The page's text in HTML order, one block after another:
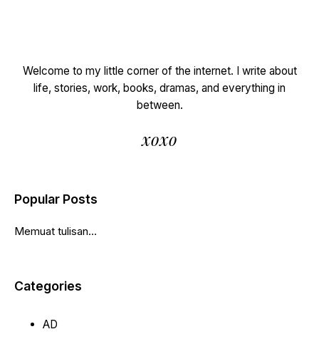
Welcome to my little corner of the internet. I write about
life, stories, work, books, dramas, and everything in
between.
xoxo
Popular Posts
Memuat tulisan...
Categories
AD